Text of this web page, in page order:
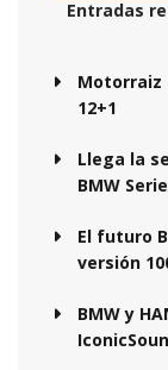
Entradas
Motorraiz
12+1
Llega la
BMW
El futuro
versión
BMW y